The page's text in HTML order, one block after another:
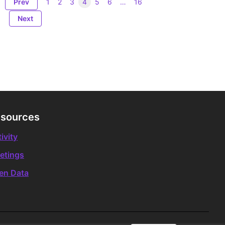
Prev 1 2 3 4 5 6 …
16
Next
Data